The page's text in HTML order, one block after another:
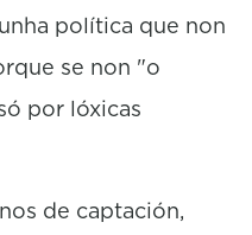
política que non
se non "o
por lóxicas
de captación,